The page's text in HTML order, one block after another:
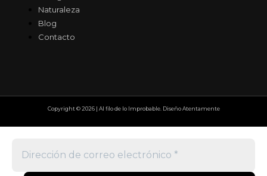
Naturaleza
Blog
Contacto
Copyright © 2026 | Al filo de lo Improbable. Diseño Atentamente